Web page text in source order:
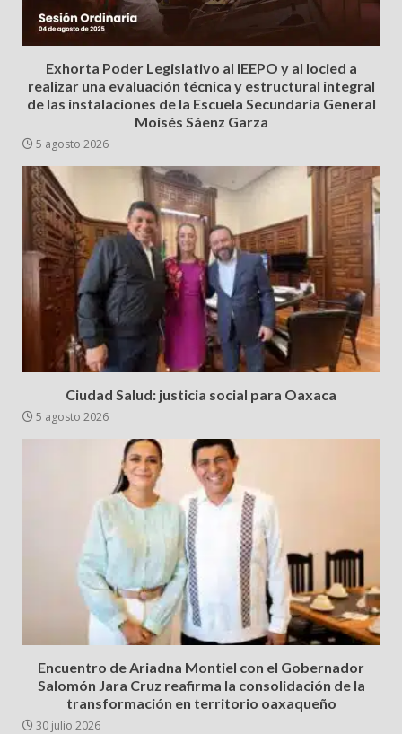
Exhorta Poder Legislativo al IEEPO y al Iocied a
realizar una evaluación técnica y estructural integral
de las instalaciones de la Escuela Secundaria General
Moisés Sáenz Garza
5 agosto 2026
Ciudad Salud: justicia social para Oaxaca
5 agosto 2026
Encuentro de Ariadna Montiel con el Gobernador
Salomón Jara Cruz reafirma la consolidación de la
transformación en territorio oaxaqueño
30 julio 2026